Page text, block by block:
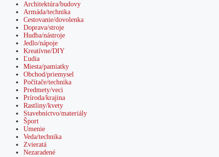
Architektúra/budovy
Armáda/technika
Cestovanie/dovolenka
Doprava/stroje
Hudba/nástroje
Jedlo/nápoje
Kreatívne/DIY
Ľudia
Miesta/pamiatky
Obchod/priemysel
Počítače/technika
Predmety/veci
Príroda/krajina
Rastliny/kvety
Stavebníctvo/materiály
Šport
Umenie
Veda/technika
Zvieratá
Nezaradené